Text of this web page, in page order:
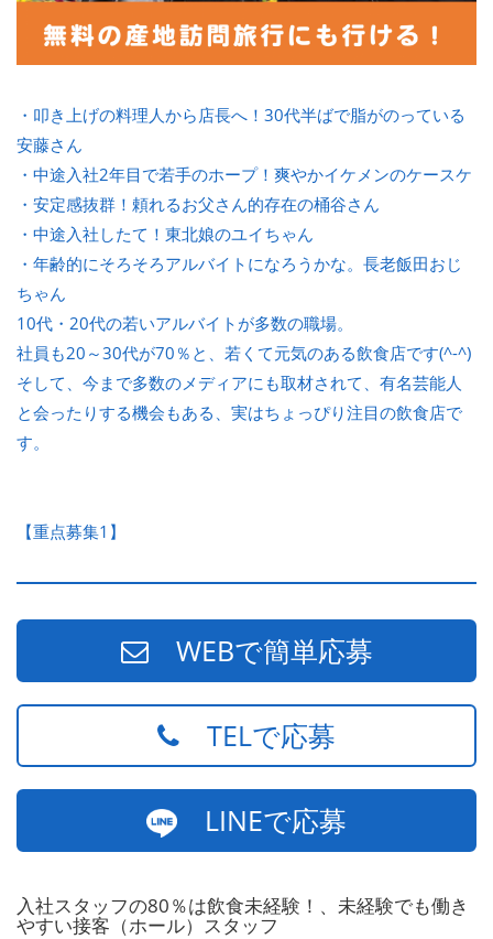
・叩き上げの料理人から店長へ！30代半ばで脂がのっている
安藤さん
・中途入社2年目で若手のホープ！爽やかイケメンのケースケ
・安定感抜群！頼れるお父さん的存在の桶谷さん
・中途入社したて！東北娘のユイちゃん
・年齢的にそろそろアルバイトになろうかな。長老飯田おじ
ちゃん
10代・20代の若いアルバイトが多数の職場。
社員も20～30代が70％と、若くて元気のある飲食店です(^-^)
そして、今まで多数のメディアにも取材されて、有名芸能人
と会ったりする機会もある、実はちょっぴり注目の飲食店で
す。
【重点募集1】
WEBで簡単応募
TELで応募
LINEで応募
入社スタッフの80％は飲食未経験！、未経験でも働き
やすい接客（ホール）スタッフ